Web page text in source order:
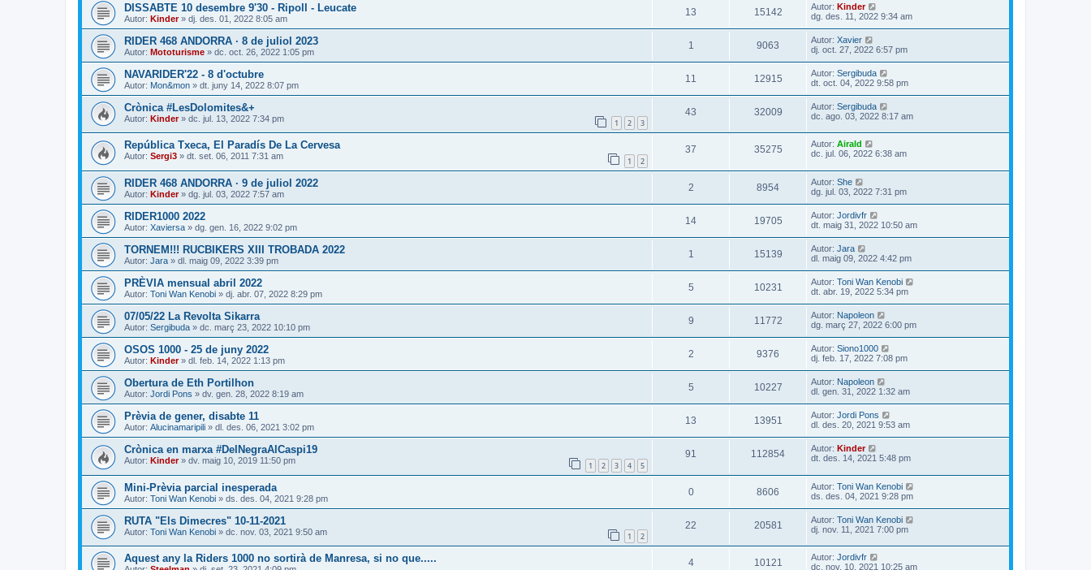
DISSABTE 10 desembre 9'30 - Ripoll - Leucate
Autor: Kinder» dj. des. 01, 2022 8:05 am
13 15142 Autor: Kinder
dg. des. 11, 2022 9:34 am
RIDER 468 ANDORRA · 8 de juliol 2023
Autor: Mototurisme » dc. oct. 26, 2022 1:05 pm
1 9063 Autor: Xavier
dj. oct. 27, 2022 6:57 pm
NAVARIDER'22 - 8 d'octubre
Autor: Mon&mon » dt. juny 14, 2022 8:07 pm
11 12915 Autor: Sergibuda
dt. oct. 04, 2022 9:58 pm
Crònica #LesDolomites&+
Autor: Kinder» dc. jul. 13, 2022 7:34 pm 1 2 3
43 32009 Autor: Sergibuda
dc. ago. 03, 2022 8:17 am
República Txeca, El Paradís De La Cervesa
Autor: Sergi3 » dt. set. 06, 2011 7:31 am 1 2
37 35275 Autor: Airald
dc. jul. 06, 2022 6:38 am
RIDER 468 ANDORRA · 9 de juliol 2022
Autor: Kinder» dg. jul. 03, 2022 7:57 am
2 8954 Autor: She
dg. jul. 03, 2022 7:31 pm
RIDER1000 2022
Autor: Xaviersa » dg. gen. 16, 2022 9:02 pm
14 19705 Autor: Jordivfr
dt. maig 31, 2022 10:50 am
TORNEM!!! RUCBIKERS XIII TROBADA 2022
Autor: Jara » dl. maig 09, 2022 3:39 pm
1 15139 Autor: Jara
dl. maig 09, 2022 4:42 pm
PRÈVIA mensual abril 2022
Autor: Toni Wan Kenobi » dj. abr. 07, 2022 8:29 pm
5 10231 Autor: Toni Wan Kenobi
dt. abr. 19, 2022 5:34 pm
07/05/22 La Revolta Sikarra
Autor: Sergibuda » dc. març 23, 2022 10:10 pm
9 11772 Autor: Napoleon
dg. març 27, 2022 6:00 pm
OSOS 1000 - 25 de juny 2022
Autor: Kinder» dl. feb. 14, 2022 1:13 pm
2 9376 Autor: Siono1000
dj. feb. 17, 2022 7:08 pm
Obertura de Eth Portilhon
Autor: Jordi Pons » dv. gen. 28, 2022 8:19 am
5 10227 Autor: Napoleon
dl. gen. 31, 2022 1:32 am
Prèvia de gener, disabte 11
Autor: Alucinamaripili » dl. des. 06, 2021 3:02 pm
13 13951 Autor: Jordi Pons
dl. des. 20, 2021 9:53 am
Crònica en marxa #DelNegraAlCaspi19
Autor: Kinder» dv. maig 10, 2019 11:50 pm 1 2 3 4 5
91 112854 Autor: Kinder
dt. des. 14, 2021 5:48 pm
Mini-Prèvia parcial inesperada
Autor: Toni Wan Kenobi » ds. des. 04, 2021 9:28 pm
0 8606 Autor: Toni Wan Kenobi
ds. des. 04, 2021 9:28 pm
RUTA "Els Dimecres" 10-11-2021
Autor: Toni Wan Kenobi » dc. nov. 03, 2021 9:50 am 1 2
22 20581 Autor: Toni Wan Kenobi
dj. nov. 11, 2021 7:00 pm
Aquest any la Riders 1000 no sortirà de Manresa, si no que..... 4 10121 Autor: Jordivfr
dc. nov. 10, 2021 10:25 am